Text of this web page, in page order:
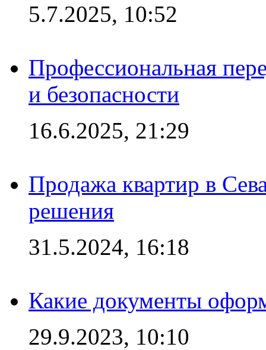
5.7.2025, 10:52
Профессиональная
и безопасности
16.6.2025, 21:29
Продажа квартир в
решения
31.5.2024, 16:18
Какие документы
29.9.2023, 10:10